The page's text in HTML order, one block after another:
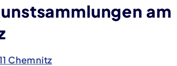
am
Chemnitz